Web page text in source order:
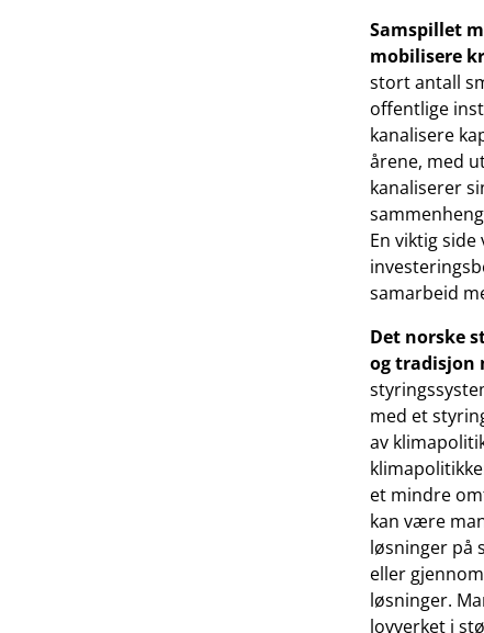
Samspillet
mobilisere
stort antall
offentlige
kanalisere
årene, med
kanaliserer
En viktig
samarbeid
Det norske
og tradisjon
med et
av
et mindre
kan være
løsninger på
eller
løsninger.
lovverket i